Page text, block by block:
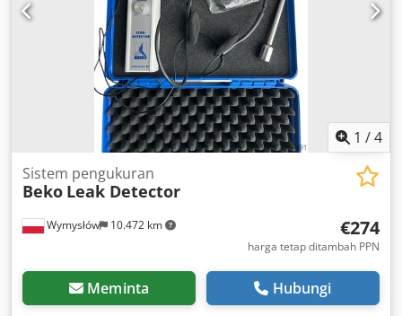
1 /4
Wymysłów 10.472 km
Sistem pengukuran
Beko Leak Detector
€274
harga tetap ditambah PPN
Meminta Hubungi